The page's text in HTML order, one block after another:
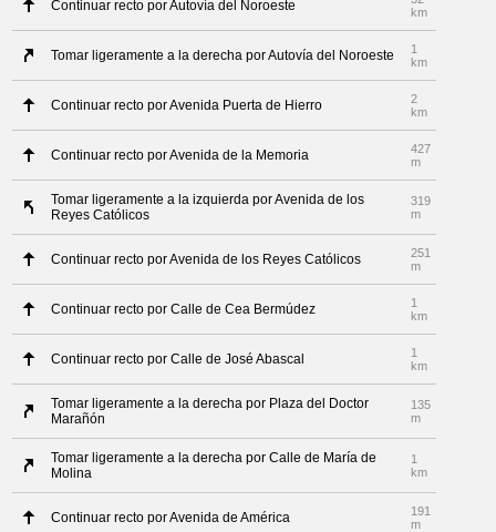
Continuar recto por Autovía del Noroeste
km
Tomar ligeramente a la derecha por Autovía del Noroeste
1
km
Continuar recto por Avenida Puerta de Hierro
2
km
Continuar recto por Avenida de la Memoria
427
m
Tomar ligeramente a la izquierda por Avenida de los
Reyes Católicos
319
m
Continuar recto por Avenida de los Reyes Católicos
251
m
Continuar recto por Calle de Cea Bermúdez
1
km
Continuar recto por Calle de José Abascal
1
km
Tomar ligeramente a la derecha por Plaza del Doctor
Marañón
135
m
Tomar ligeramente a la derecha por Calle de María de
Molina
1
km
Continuar recto por Avenida de América
191
m